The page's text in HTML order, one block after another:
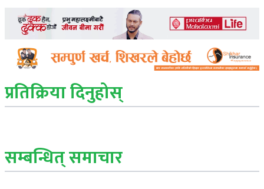
प्रतिक्रिया दिनुहोस्
सम्बन्धित् समाचार